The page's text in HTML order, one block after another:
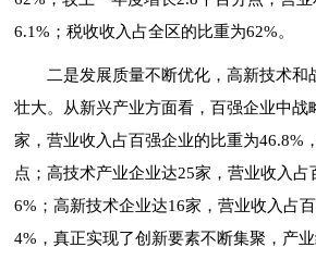
6.1%；税收收入占全区的比重为62%。
二是发展质量不断优化，高新技术和
壮大。从新兴产业方面看，百强企业中战
家，营业收入占百强企业的比重为46.8%
点；高技术产业企业达25家，营业收入占
6%；高新技术企业达16家，营业收入占
4%，真正实现了创新要素不断集聚，产业